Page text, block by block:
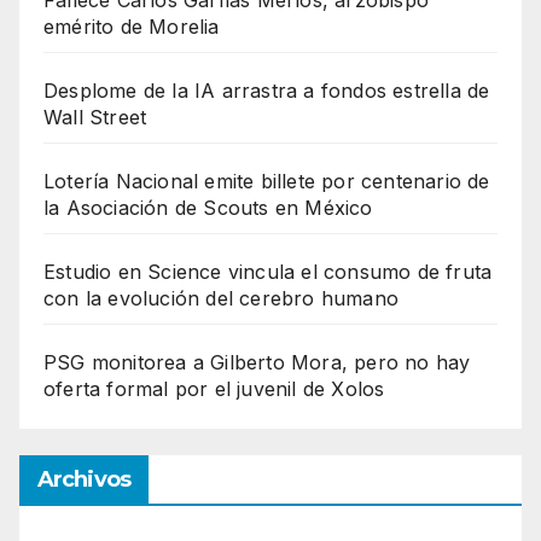
emérito de Morelia
Desplome de la IA arrastra a fondos estrella de
Wall Street
Lotería Nacional emite billete por centenario de
la Asociación de Scouts en México
Estudio en Science vincula el consumo de fruta
con la evolución del cerebro humano
PSG monitorea a Gilberto Mora, pero no hay
oferta formal por el juvenil de Xolos
Archivos